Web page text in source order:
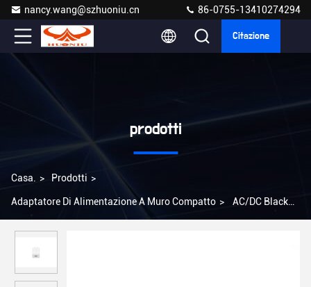
nancy.wang@szhuoniu.cn 86-0755-13410274294
Citazione
prodotti
Casa. > Prodotti >
Adaptatore Di Alimentazione A Muro Compatto > AC/DC Black